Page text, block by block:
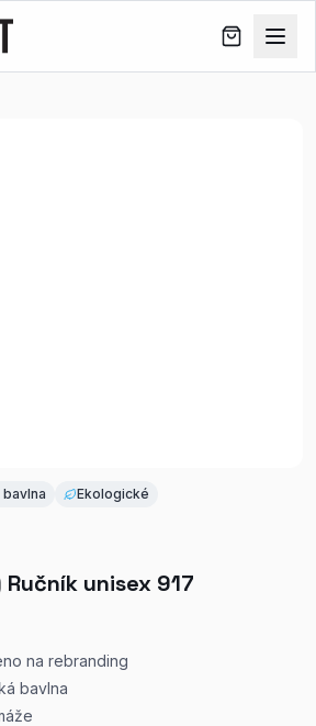
Ekologické
Ručník unisex 917
na rebranding
bavlna